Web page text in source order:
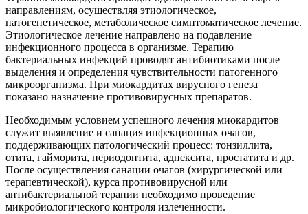
направлениям, осуществляя этиологическое,
патогенетическое, метаболическое симптоматическое лечение.
Этиологическое лечение направлено на подавление
инфекционного процесса в организме. Терапию
бактериальных инфекций проводят антибиотиками после
выделения и определения чувствительности патогенного
микроорганизма. При миокардитах вирусного генеза
показано назначение противовирусных препаратов.
Необходимым условием успешного лечения миокардитов
служит выявление и санация инфекционных очагов,
поддерживающих патологический процесс: тонзиллита,
отита, гайморита, периодонтита, аднексита, простатита и др.
После осуществления санации очагов (хирургической или
терапевтической), курса противовирусной или
антибактериальной терапии необходимо проведение
микробиологического контроля излеченности.